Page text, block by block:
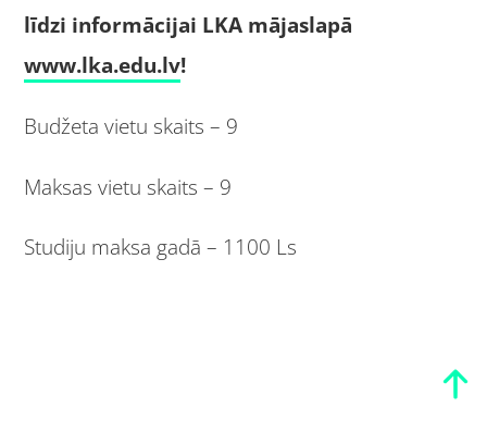
līdzi informācijai LKA mājaslapā
www.lka.edu.lv!
Budžeta vietu skaits – 9
Maksas vietu skaits – 9
Studiju maksa gadā – 1100 Ls